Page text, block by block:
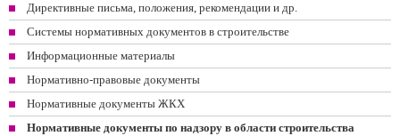
Директивные письма, положения, рекомендации и др.
Системы нормативных документов в строительстве
Информационные материалы
Нормативно-правовые документы
Нормативные документы ЖКХ
Нормативные документы по надзору в области строительства